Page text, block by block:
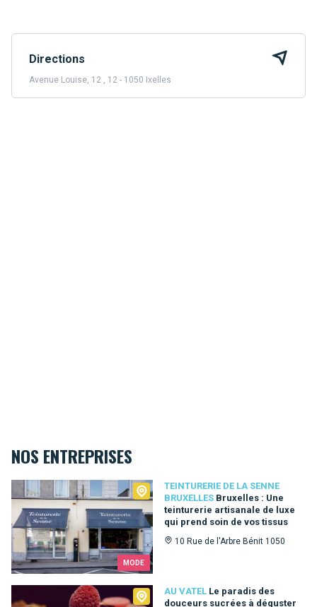
Directions
Avenue Louise, 12 , 12 - 1050 Ixelles
NOS ENTREPRISES
MODE
TEINTURERIE DE LA SENNE
BRUXELLES Bruxelles : Une
teinturerie artisanale de luxe
qui prend soin de vos tissus
10 Rue de l'Arbre Bénit 1050
Teinturerie de la Senne Bruxelles
AU VATEL Le paradis des
douceurs sucrées à déguster